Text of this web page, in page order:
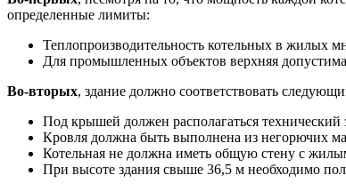
определенные лимиты:
Теплопроизводительность котельных в жилых
Для промышленных объектов верхняя
Во-вторых, здание должно соответствовать
Под крышей должен располагаться технический
Кровля должна быть выполнена из негорючих
Котельная не должна иметь общую стену с
При высоте здания свыше 36,5 м необходимо